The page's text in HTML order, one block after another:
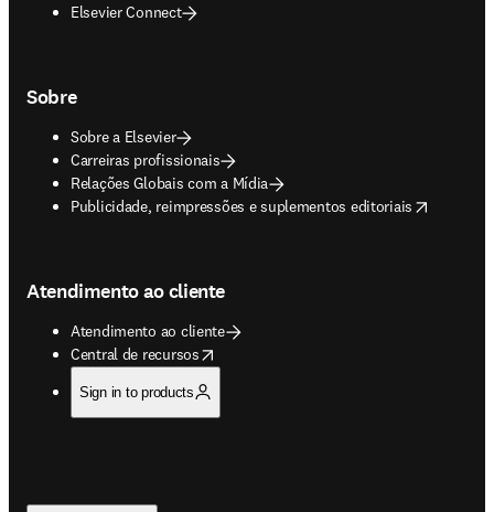
Elsevier Connect
Sobre
Sobre a Elsevier
Carreiras profissionais
Relações Globais com a Mídia
Publicidade, reimpressões e suplementos editoriais
opens in new tab/window
Atendimento ao cliente
Atendimento ao cliente
Central de recursos
opens in new tab/window
Sign in to products